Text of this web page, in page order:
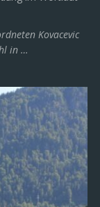
Kovacevic
in …